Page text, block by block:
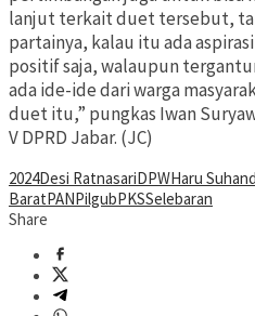
lanjut terkait duet tersebut,
partainya, kalau itu ada
positif saja, walaupun
ada ide-ide dari warga
duet itu,” pungkas Iwan
V DPRD Jabar. (JC)
2024Desi RatnasariDPWHaru
BaratPANPilgubPKSSelebaran
Share